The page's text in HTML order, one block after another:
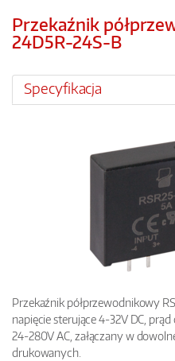
Przekaźnik
24D5R-24S-B
Specyfikacja
Przekaźnik półprzewodnikowy
napięcie sterujące 4-32V DC,
24-280V AC, załączany w
drukowanych.